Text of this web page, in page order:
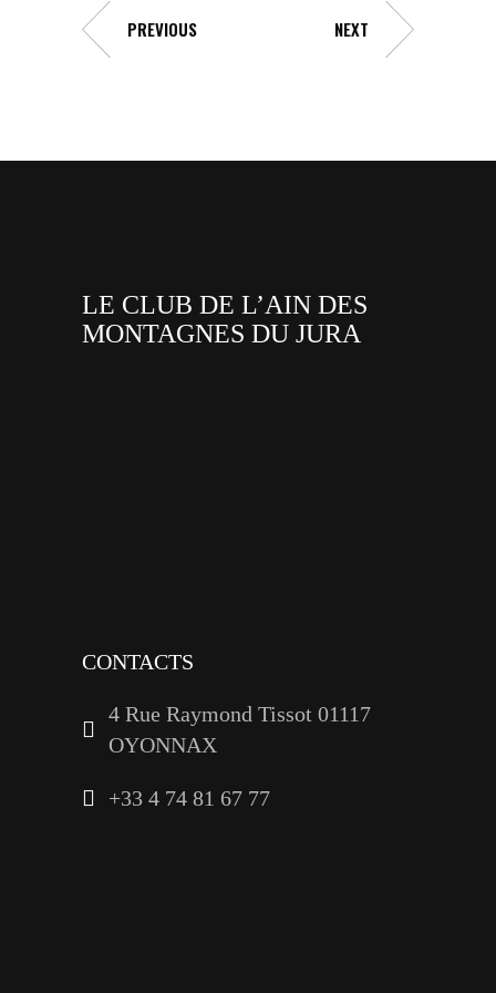
PREVIOUS NEXT
LE CLUB DE L’AIN DES
MONTAGNES DU JURA
CONTACTS
4 Rue Raymond Tissot 01117
OYONNAX
+33 4 74 81 67 77